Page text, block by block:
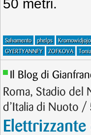
50 metri.
Salvamento phelps Kromowidjojo
GYERTYANNFY
ZOFKOVA
Il Blog di
Roma, Stadio
d’Italia di Nuoto /